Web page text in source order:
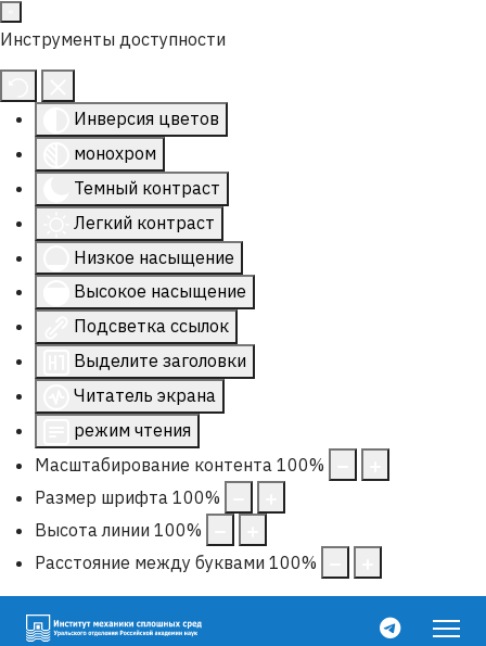
Инструменты доступности
Инверсия цветов
монохром
Темный контраст
Легкий контраст
Низкое насыщение
Высокое насыщение
Подсветка ссылок
Выделите заголовки
Читатель экрана
режим чтения
Масштабирование контента 100%
Размер шрифта 100%
Высота линии 100%
Расстояние между буквами 100%